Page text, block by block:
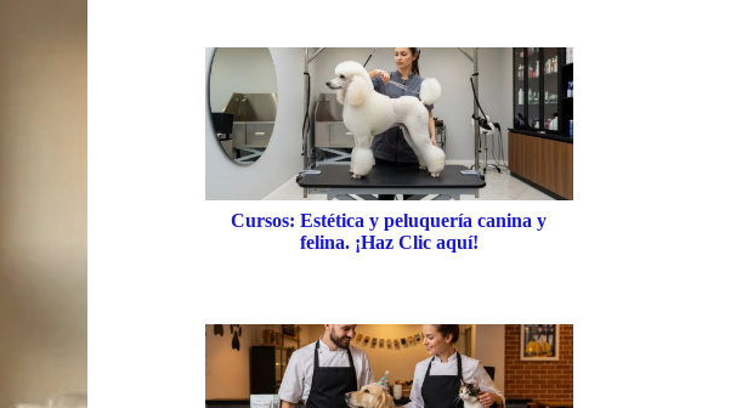
Cursos: Estética y peluquería canina y
felina. ¡Haz Clic aquí!